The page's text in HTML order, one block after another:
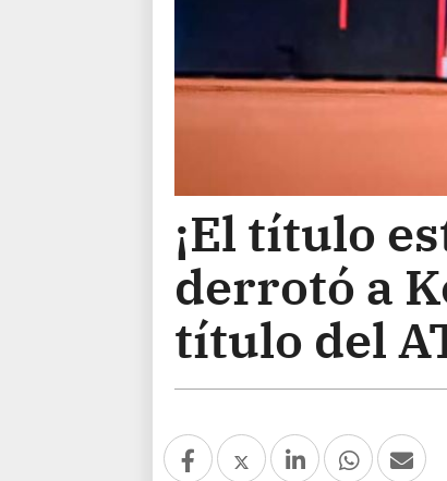
¡El título
derrotó a
título del